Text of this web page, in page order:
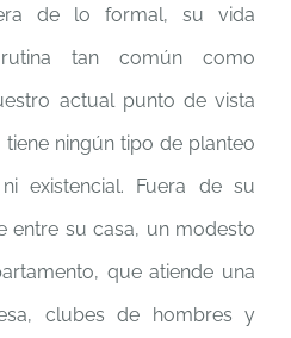
de lo formal, su vida
tan común como
actual punto de vista
ningún tipo de planteo
existencial. Fuera de su
entre su casa, un modesto
que atiende una
clubes de hombres y